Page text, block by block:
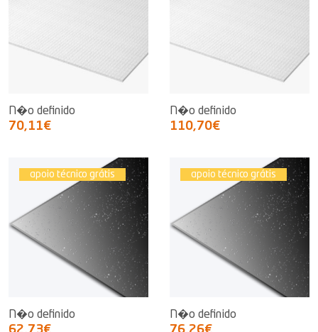
N�o definido
70,11€
N�o definido
110,70€
apoio técnico grátis
N�o definido
apoio técnico grátis
N�o definido